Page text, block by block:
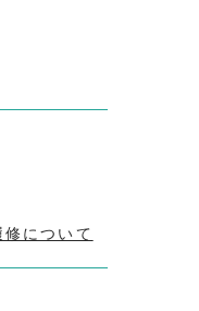
について